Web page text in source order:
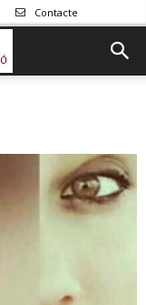
Contacte